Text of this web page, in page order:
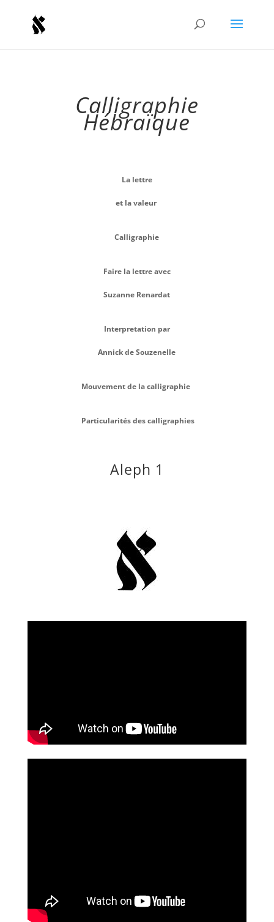
Calligraphie
Hébraïque
La lettre
et la valeur
Calligraphie
Faire la lettre avec
Suzanne Renardat
Interpretation par
Annick de Souzenelle
Mouvement de la calligraphie
Particularités des calligraphies
Aleph 1